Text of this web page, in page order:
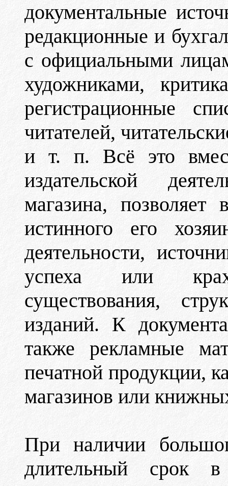
документальные
редакционные и
с официальными
художниками,
регистрационные
читателей,
и т. п. Всё это
издательской
магазина, позволяет
истинного его
деятельности,
успеха или
существования,
изданий. К
также рекламные
печатной продукции,
магазинов или
При наличии
длительный срок